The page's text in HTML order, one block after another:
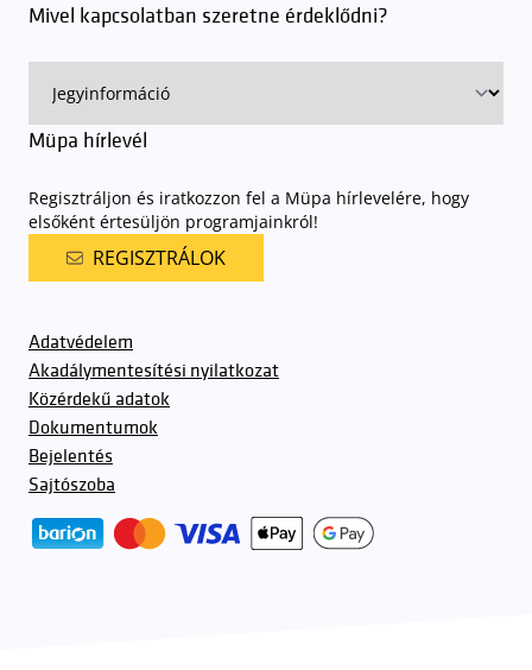
Mivel kapcsolatban szeretne érdeklődni?
Müpa hírlevél
Regisztráljon és iratkozzon fel a Müpa hírlevelére, hogy
elsőként értesüljön programjainkról!
REGISZTRÁLOK
Adatvédelem
Akadálymentesítési nyilatkozat
Közérdekű adatok
Dokumentumok
Bejelentés
Sajtószoba